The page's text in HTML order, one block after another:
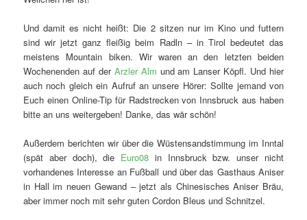
Und damit es nicht heißt: Die 2 sitzen nur im Kino und futtern
sind wir jetzt ganz fleißig beim Radln – in Tirol bedeutet das
meistens Mountain biken. Wir waren an den letzten beiden
Wochenenden auf der Arzler Alm und am Lanser Köpfl. Und hier
auch noch gleich ein Aufruf an unsere Hörer: Sollte jemand von
Euch einen Online-Tip für Radstrecken von Innsbruck aus haben
bitte an uns weitergeben! Danke, das wär schön!
Außerdem berichten wir über die Wüstensandstimmung im Inntal
(spät aber doch), die Euro08 in Innsbruck bzw. unser nicht
vorhandenes Interesse an Fußball und über das Gasthaus Aniser
in Hall im neuen Gewand – jetzt als Chinesisches Aniser Bräu,
aber immer noch mit sehr guten Cordon Bleus und Schnitzel.